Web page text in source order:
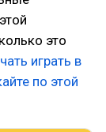
это
играть в
по этой